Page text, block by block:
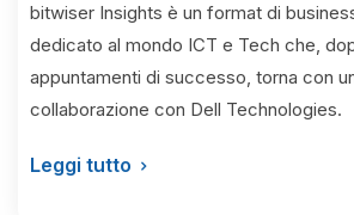
bitwiser Insights è un format di
dedicato al mondo ICT e Tech che,
appuntamenti di successo, torna con
collaborazione con Dell Technologies.
Leggi tutto